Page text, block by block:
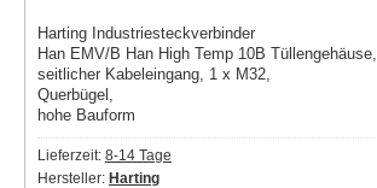
Harting Industriesteckverbinder
Han EMV/B Han High Temp 10B Tüllengehäuse,
seitlicher Kabeleingang, 1 x M32,
Querbügel,
hohe Bauform
Lieferzeit: 8-14 Tage
Hersteller: Harting